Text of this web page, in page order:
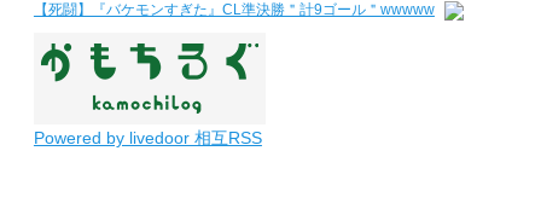
【死闘】『バケモンすぎた』CL準決勝＂計9ゴール＂wwwww
Powered by livedoor 相互RSS